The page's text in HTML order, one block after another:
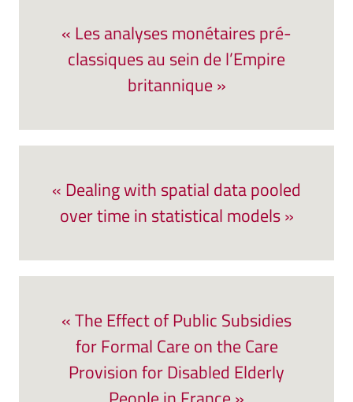
« Les analyses monétaires pré-
classiques au sein de l’Empire
britannique »
« Dealing with spatial data pooled
over time in statistical models »
« The Effect of Public Subsidies
for Formal Care on the Care
Provision for Disabled Elderly